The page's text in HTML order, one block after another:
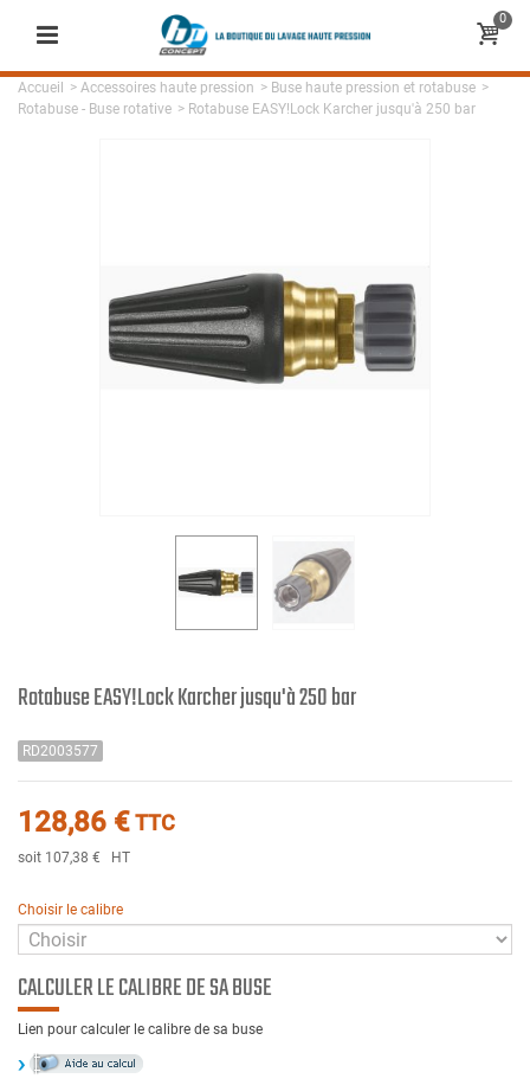
0
Accueil > Accessoires haute pression > Buse haute pression et rotabuse >
Rotabuse - Buse rotative > Rotabuse EASY!Lock Karcher jusqu'à 250 bar
Rotabuse EASY!Lock Karcher jusqu'à 250 bar
RD2003577
128,86 €TTC
soit 107,38 € HT
Choisir le calibre
CALCULER LE CALIBRE DE SA BUSE
Lien pour calculer le calibre de sa buse